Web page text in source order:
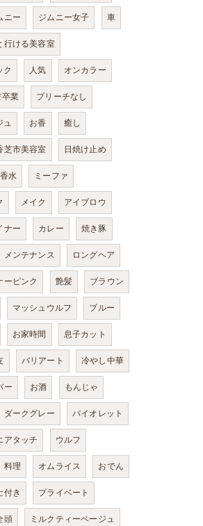
ニー ジムニー女子 車
行ける美容室
ク 人気 オンカラー
卒業 ブリーチなし
ュ お香 癒し
芝市美容室 日焼け止め
香水 ミーファ
メイク アイブロウ
ナー カレー 焼き豚
メンテナンス ロングヘア
ーピンク 艶髪 ブラウン
マッシュウルフ ブルー
お家時間 息子カット
バリアート 冷やし中華
ー お酒 もんじゃ
ダークグレー バイオレット
アタッチ ウルフ
料理 オムライス おでん
付き プライベート
頭 ミルクティーベージュ